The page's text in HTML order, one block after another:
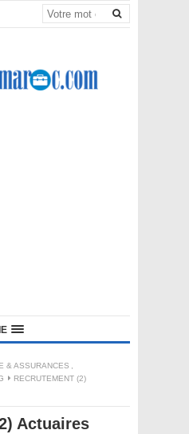
& ASSURANCES ,
RECRUTEMENT (2)
Actuaires